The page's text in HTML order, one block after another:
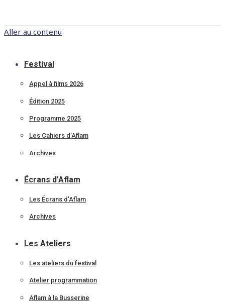
Aller au contenu
Festival
Appel à films 2026
Édition 2025
Programme 2025
Les Cahiers d’Aflam
Archives
Écrans d’Aflam
Les Écrans d’Aflam
Archives
Les Ateliers
Les ateliers du festival
Atelier programmation
Aflam à la Busserine